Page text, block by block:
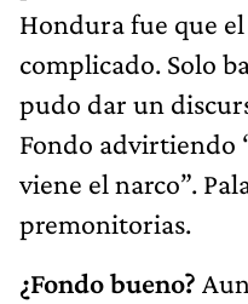
Hondura fue que
complicado. Solo
pudo dar un
Fondo advirtiendo
viene el narco”.
premonitorias.
¿Fondo bueno?